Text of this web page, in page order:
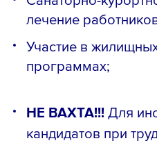
лечение
Участие в
программах;
НЕ ВАХТА!!!Для
кандидатов при